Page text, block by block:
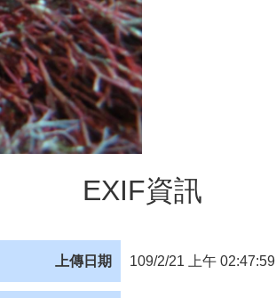
EXIF資訊
上傳日期 109/2/21 上午 02:47:59